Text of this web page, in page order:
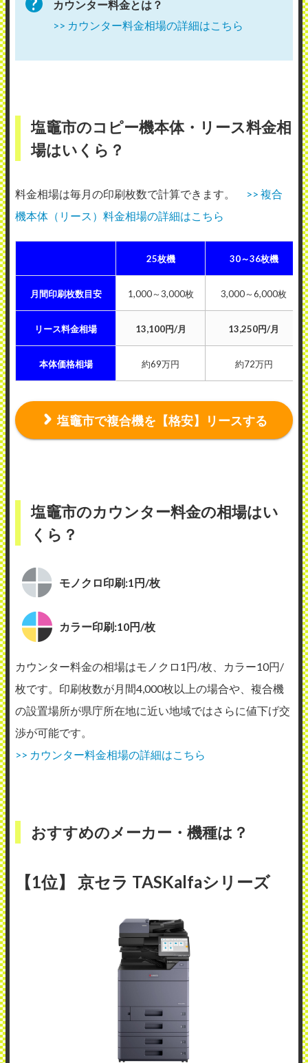
カウンター料金とは？
>> カウンター料金相場の詳細はこちら
塩竈市のコピー機本体・リース料金相
場はいくら？
料金相場は毎月の印刷枚数で計算できます。
>> 複合
機本体（リース）料金相場の詳細はこちら
25枚機 30～36枚機
月間印刷枚数目安 1,000～3,000枚 3,000～6,000枚
リース料金相場 13,100円/月 13,250円/月
本体価格相場 約69万円 約72万円
塩竈市で複合機を【格安】リースする
塩竈市のカウンター料金の相場はい
くら？
モノクロ印刷:1円/枚
カラー印刷:10円/枚
カウンター料金の相場はモノクロ1円/枚、カラー10円/
枚です。印刷枚数が月間4,000枚以上の場合や、複合機
の設置場所が県庁所在地に近い地域ではさらに値下げ交
渉が可能です。
>> カウンター料金相場の詳細はこちら
おすすめのメーカー・機種は？
【1位】 京セラ TASKalfaシリーズ